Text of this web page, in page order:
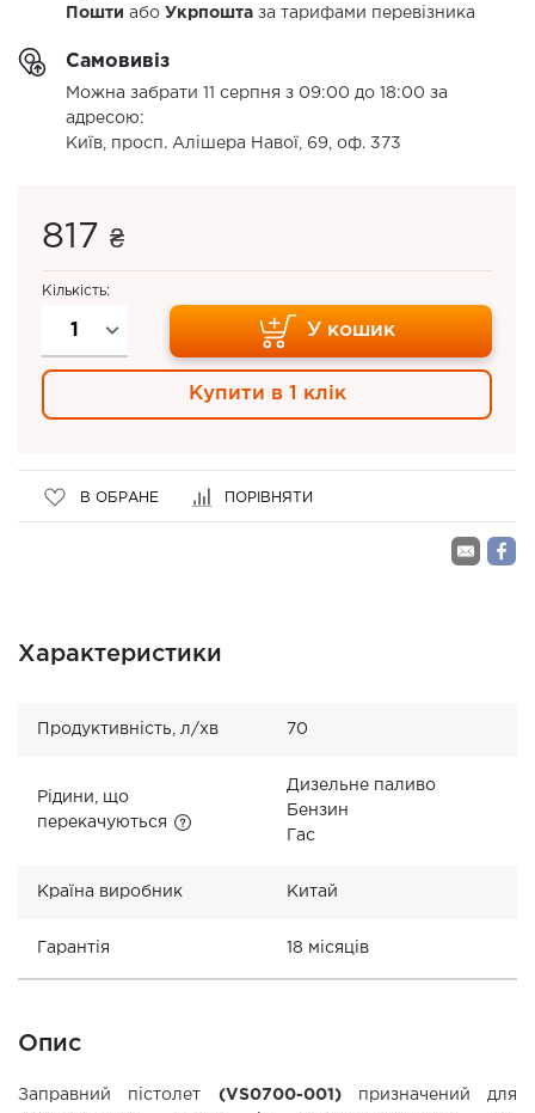
Пошти або Укрпошта за тарифами перевізника
Самовивіз
Можна забрати 11 серпня з 09:00 до 18:00 за
адресою:
Київ, просп. Алішера Навої, 69, оф. 373
817 ₴
Кількість:
У кошик
Купити в 1 клік
В ОБРАНЕ ПОРІВНЯТИ
Характеристики
Продуктивність, л/хв 70
Рідини, що
перекачуються
Дизельне паливо
Бензин
Гас
Країна виробник Китай
Гарантія 18 місяців
Опис
Заправний пістолет (VS0700-001)призначений для